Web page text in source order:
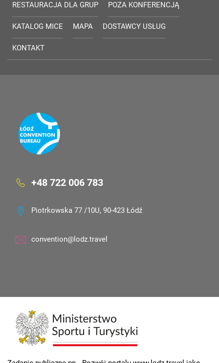
RESTAURACJA DLA GRUP POZA KONFERENCJĄ
KATALOG MICE MAPA DOSTAWCY USŁUG
KONTAKT
+48 722 006 783
Piotrkowska 77 /10U, 90-423 Łódź
convention@lodz.travel